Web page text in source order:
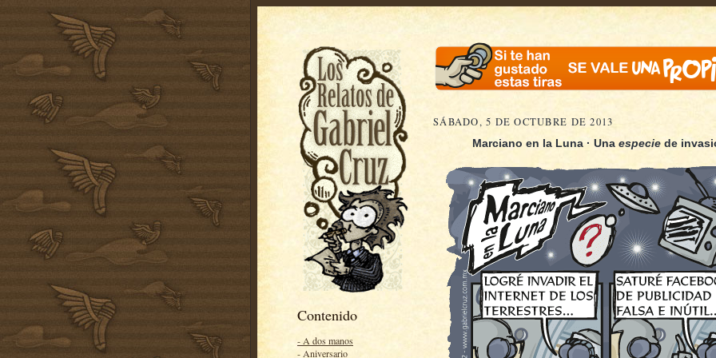
Contenido
- A dos manos
- Aniversario
SÁBADO, 5 DE OCTUBRE DE 2013
Marciano en la Luna · Una especie de